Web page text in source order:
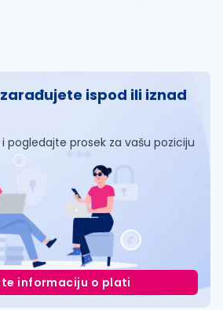
ispod ili iznad
pogledajte prosek za vašu poziciju
informaciju o plati